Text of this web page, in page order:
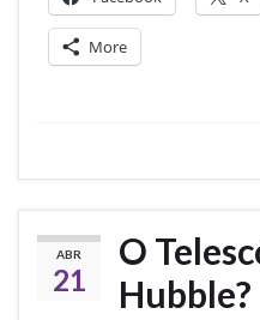
More
ABR
21
O
Hubble?